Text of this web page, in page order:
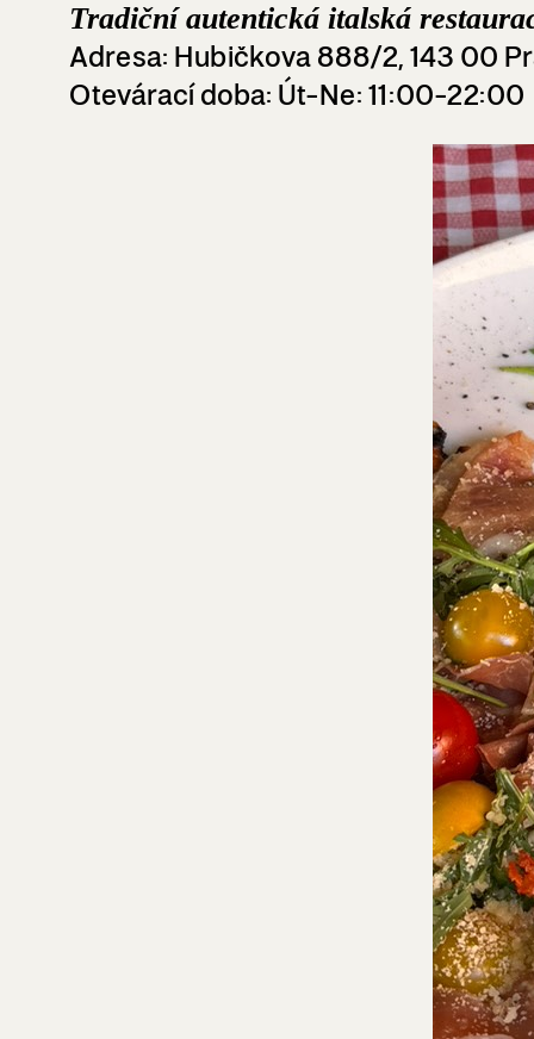
Tradiční autentická italská
Adresa: Hubičkova 888/2, 143 00
Otevárací doba: Út-Ne: 11:00-22:00